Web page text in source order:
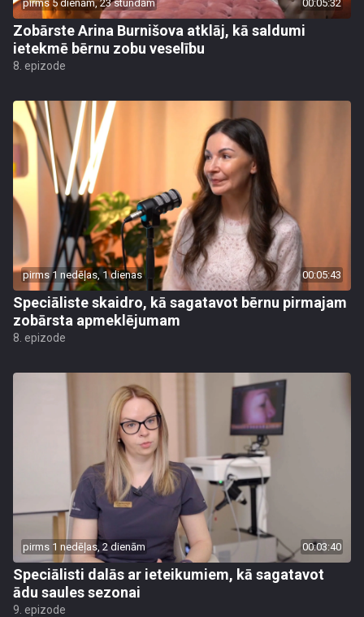
pirms 5 dienām, 23 stundām 00:05:32
Zobārste Arina Burnišova atklāj, kā saldumi
ietekmē bērnu zobu veselību
8. epizode
pirms 1 nedēļas, 1 dienas 00:05:43
Speciāliste skaidro, kā sagatavot bērnu pirmajam
zobārsta apmeklējumam
8. epizode
pirms 1 nedēļas, 2 dienām 00:03:40
Speciālisti dalās ar ieteikumiem, kā sagatavot
ādu saules sezonai
9. epizode